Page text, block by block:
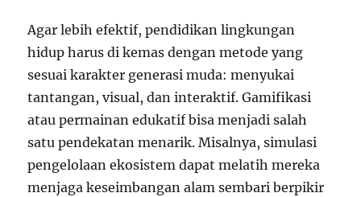
Agar lebih efektif, pendidikan lingkungan
hidup harus di kemas dengan metode yang
sesuai karakter generasi muda: menyukai
tantangan, visual, dan interaktif. Gamifikasi
atau permainan edukatif bisa menjadi salah
satu pendekatan menarik. Misalnya, simulasi
pengelolaan ekosistem dapat melatih mereka
menjaga keseimbangan alam sembari berpikir